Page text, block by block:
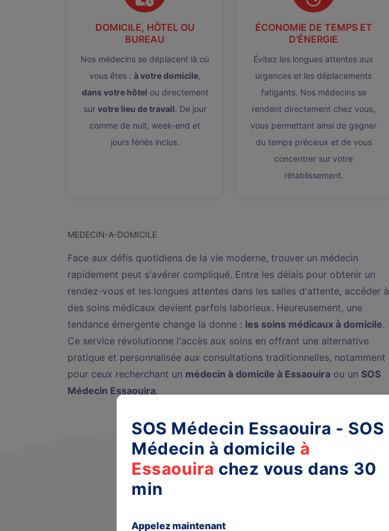
DOMICILE, HÔTEL OU
BUREAU
Nos médecins se déplacent là où
vous êtes : à votre domicile,
dans votre hôtel ou directement
sur votre lieu de travail. De jour
comme de nuit, week-end et
jours fériés inclus.
ÉCONOMIE DE TEMPS ET
D'ÉNERGIE
Évitez les longues attentes aux
urgences et les déplacements
fatigants. Nos médecins se
rendent directement chez vous,
vous permettant ainsi de gagner
du temps précieux et de vous
concentrer sur votre
rétablissement.
MEDECIN-A-DOMICILE
Face aux défis quotidiens de la vie moderne, trouver un médecin
rapidement peut s'avérer compliqué. Entre les délais pour obtenir un
rendez-vous et les longues attentes dans les salles d'attente, accéder à
des soins médicaux devient parfois laborieux. Heureusement, une
tendance émergente change la donne : les soins médicaux à domicile.
Ce service révolutionne l'accès aux soins en offrant une alternative
pratique et personnalisée aux consultations traditionnelles, notamment
pour ceux recherchant un médecin à domicile à Essaouira ou un SOS
Médecin Essaouira.
SOS Médecin Essaouira - SOS
Médecin à domicile à
Essaouira chez vous dans 30
min
Appelez maintenant